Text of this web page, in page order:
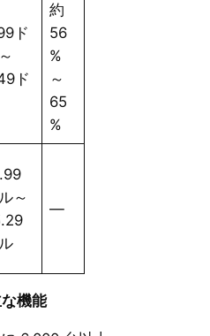
ド
ド
約
56
%
～
65
%
～
—
機能